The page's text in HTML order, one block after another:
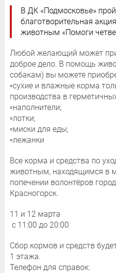
В ДК «Подмосковье»
благотворительная
животным «Помоги
Любой желающий может
доброе дело. В помощь
собакам) вы можете
▫️сухие и влажные корма
производства в
▫️наполнители;
▫️лотки;
▫️миски для еды;
▫️лежанки
Все корма и средства по
животным, находящимся в
попечении волонтёров
Красногорск.
11 и 12 марта
с 11:00 до 20:00
Сбор кормов и средств
1 этажа.
Телефон для справок: